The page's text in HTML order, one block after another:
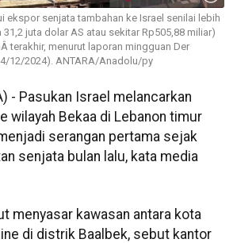
ekspor senjata tambahan ke Israel senilai lebih
31,2 juta dolar AS atau sekitar Rp505,88 miliar)
terakhir, menurut laporan mingguan Der
12/2024). ANTARA/Anadolu/py
- Pasukan Israel melancarkan
wilayah Bekaa di Lebanon timur
serangan pertama sejak
senjata bulan lalu, kata media
menyasar kawasan antara kota
di distrik Baalbek, sebut kantor